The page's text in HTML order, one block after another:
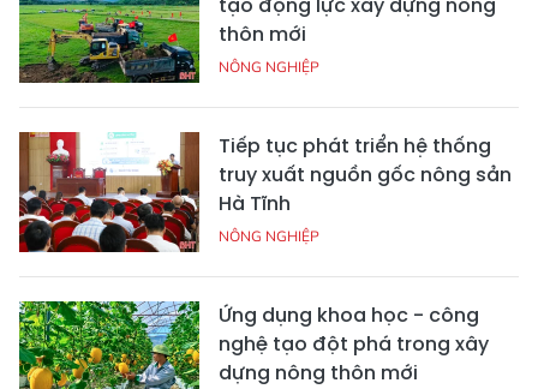
tạo động lực xây dựng nông
thôn mới
NÔNG NGHIỆP
Tiếp tục phát triển hệ thống
truy xuất nguồn gốc nông sản
Hà Tĩnh
NÔNG NGHIỆP
Ứng dụng khoa học - công
nghệ tạo đột phá trong xây
dựng nông thôn mới